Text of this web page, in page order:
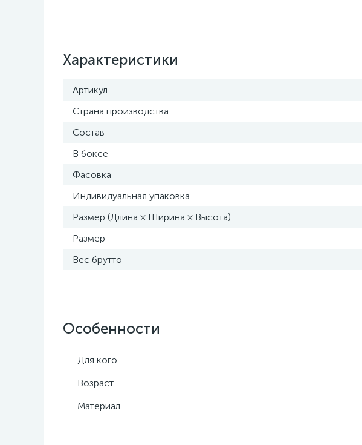
Характеристики
Артикул
Страна производства
Состав
В боксе
Фасовка
Индивидуальная упаковка
Размер (Длина × Ширина × Высота)
Размер
Вес брутто
Особенности
Для кого
Возраст
Материал